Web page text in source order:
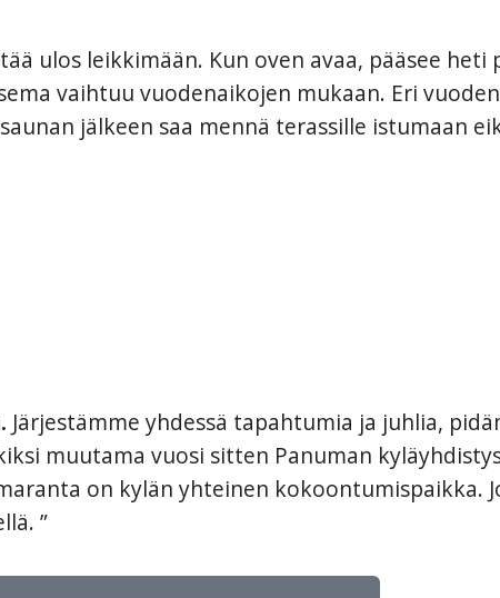
ulos leikkimään. Kun oven avaa, pääsee
vaihtuu vuodenaikojen mukaan. Eri
jälkeen saa mennä terassille istumaan
Järjestämme yhdessä tapahtumia ja juhlia,
muutama vuosi sitten Panuman
on kylän yhteinen kokoontumispaikka.
”